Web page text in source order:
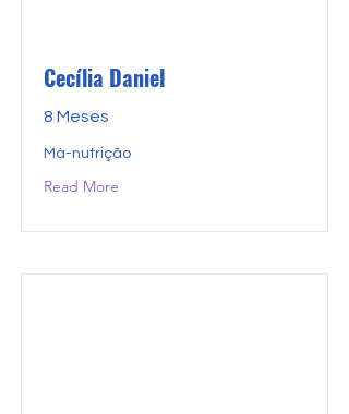
Cecília Daniel
8 Meses
Má-nutrição
Read More